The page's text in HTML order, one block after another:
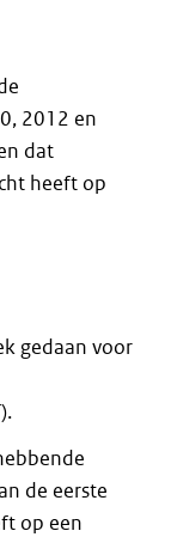
2012 en
dat
heeft op
gedaan voor
de eerste
op een